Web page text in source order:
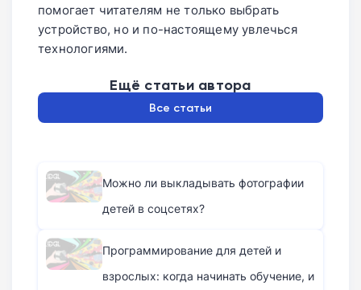
помогает читателям не только выбрать
устройство, но и по-настоящему увлечься
технологиями.
Ещё статьи автора
Все статьи
Можно ли выкладывать фотографии
детей в соцсетях?
Программирование для детей и
взрослых: когда начинать обучение, и